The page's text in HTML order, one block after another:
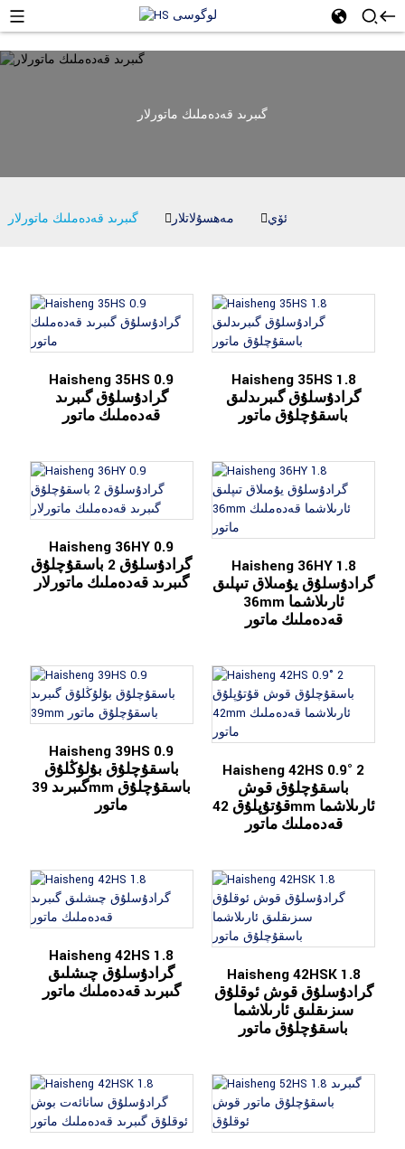
گىبرىد قەدەملىك ماتورلار
ئۆي مەھسۇلاتلار گىبرىد قەدەملىك ماتورلار
Haisheng 35HS 0.9
گرادۇسلۇق گىبرىد
قەدەملىك ماتور
Haisheng 35HS 1.8
گرادۇسلۇق گىبرىدلىق
باسقۇچلۇق ماتور
Haisheng 36HY 0.9
گرادۇسلۇق 2 باسقۇچلۇق
گىبرىد قەدەملىك ماتورلار
Haisheng 36HY 1.8
گرادۇسلۇق يۇمىلاق تىپلىق
36mm ئارىلاشما
قەدەملىك ماتور
Haisheng 39HS 0.9
باسقۇچلۇق بۇلۇڭلۇق
گىبرىد 39mm باسقۇچلۇق
ماتور
Haisheng 42HS 0.9° 2
باسقۇچلۇق قوش
قۇتۇپلۇق 42mm ئارىلاشما
قەدەملىك ماتور
Haisheng 42HS 1.8
گرادۇسلۇق چىشلىق
گىبرىد قەدەملىك ماتور
Haisheng 42HSK 1.8
گرادۇسلۇق قوش ئوقلۇق
سىزىقلىق ئارىلاشما
باسقۇچلۇق ماتور